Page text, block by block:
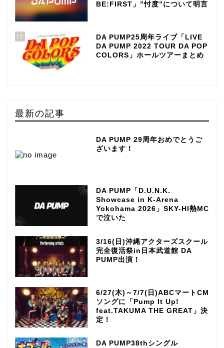
BE:FIRST」”忖度”について明言
15
DA PUMP25周年ライブ「LIVE
DA PUMP 2022 TOUR DA POP
COLORS」ホールツアーまとめ
最新の記事
DA PUMP 29周年おめでとうご
ざいます！
DA PUMP「D.U.N.K.
Showcase in K-Arena
Yokohama 2026」SKY-HI熱MC
で泣いた
3/16(日)沖縄アクターズスクール
完全復活祭in日本武道館 DA
PUMP出演！
6/27(木)～7/7(日)ABCマートCM
ソングに「Pump It Up!
feat.TAKUMA THE GREAT」決
定！
DA PUMP38thシングル